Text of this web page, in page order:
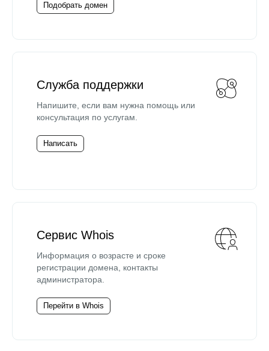
Подобрать домен
Служба поддержки
Напишите, если вам нужна помощь или
консультация по услугам.
Написать
Сервис Whois
Информация о возрасте и сроке
регистрации домена, контакты
администратора.
Перейти в Whois